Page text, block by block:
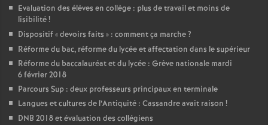
Evaluation des élèves en collège : plus de travail et moins de
lisibilité!
Dispositif «devoirs faits » : comment ça marche?
Réforme du bac, réforme du lycée et affectation dans le supérieur
Réforme du baccalauréat et du lycée : Grève nationale mardi
6 février 2018
Parcours Sup : deux professeurs principaux en terminale
Langues et cultures de l’Antiquité : Cassandre avait raison !
DNB 2018 et évaluation des collégiens